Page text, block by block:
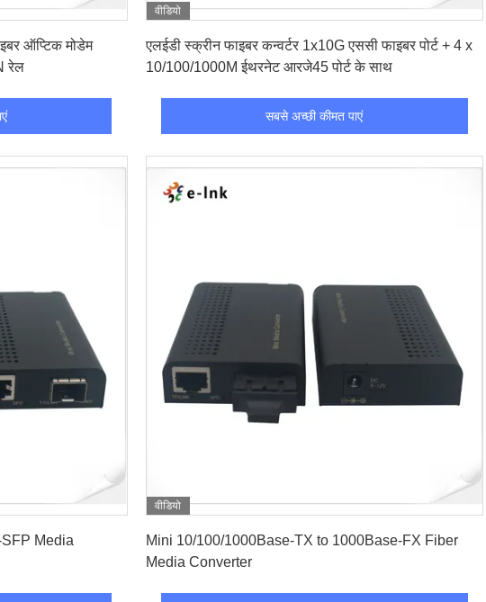
ऑप्टिक मोडेम
रेल
वीडियो
एलईडी स्क्रीन फाइबर कन्वर्टर 1x10G एससी फाइबर पोर्ट + 4 x
10/100/1000M ईथरनेट आरजे45 पोर्ट के साथ
सबसे अच्छी कीमत पाएं
Media
वीडियो
Mini 10/100/1000Base-TX to 1000Base-FX Fiber
Media Converter